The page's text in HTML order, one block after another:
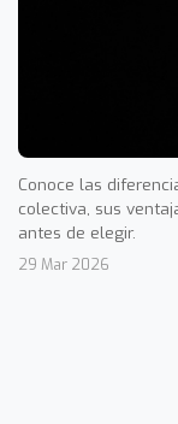
Conoce las
colectiva, sus
antes de elegir.
29 Mar 2026